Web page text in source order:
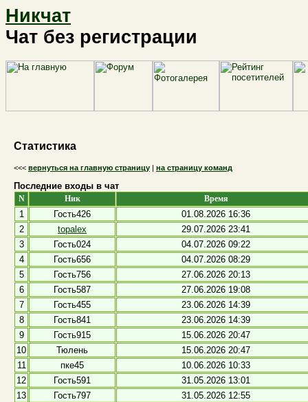
Никчат
Чат без регистрации
Статистика
<<< вернуться на главную страницу | на страницу команд
Последние входы в чат
N Ник Время
1 Гость426
01.08.2026 16:36
2
topalex
29.07.2026 23:41
3
Гость024
04.07.2026 09:22
4
Гость656
04.07.2026 08:29
5
Гость756
27.06.2026 20:13
6
Гость587
27.06.2026 19:08
7
Гость455
23.06.2026 14:39
8
Гость841
23.06.2026 14:39
9
Гость915
15.06.2026 20:47
10
Тюлень
15.06.2026 20:47
11
пке45
10.06.2026 10:33
12
Гость591
31.05.2026 13:01
13
Гость797
31.05.2026 12:55